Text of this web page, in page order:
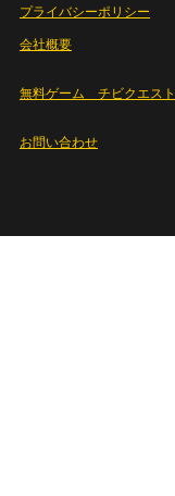
プライバシーポリシー
会社概要
無料ゲーム チビクエスト
お問い合わせ